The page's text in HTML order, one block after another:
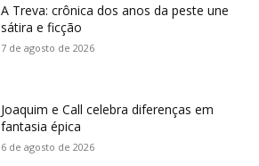
A Treva: crônica dos anos da peste une
sátira e ficção
7 de agosto de 2026
Joaquim e Call celebra diferenças em
fantasia épica
6 de agosto de 2026